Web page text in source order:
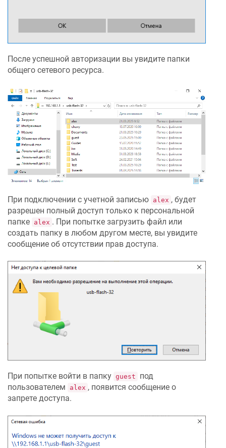
После успешной авторизации вы увидите папки
общего сетевого ресурса.
При подключении с учетной записью alex , будет
разрешен полный доступ только к персональной
папке alex . При попытке загрузить файл или
создать папку в любом другом месте, вы увидите
сообщение об отсутствии прав доступа.
При попытке войти в папку guest
под
пользователем
alex , появится сообщение о
запрете доступа.